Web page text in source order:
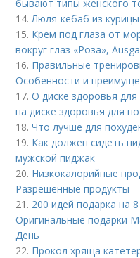
бывают типы женского
14.Люля-кебаб из
15. Крем под глаза от
вокруг глаз «Роза»,
16. Правильные
Особенности и
17.О диске здоровья
на диске здоровья для
18.Что лучше для
19. Как должен сидеть
мужской пиджак
20. Низкокалорийные
Разрешённые продукты
21. 200 идей подарка на
Оригинальные подарки
День
22. Прокол хряща